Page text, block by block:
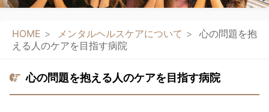
HOME メンタルヘルスケアについて
心の問題を抱
える人のケアを目指す病院
心の問題を抱える人のケアを目指す病院